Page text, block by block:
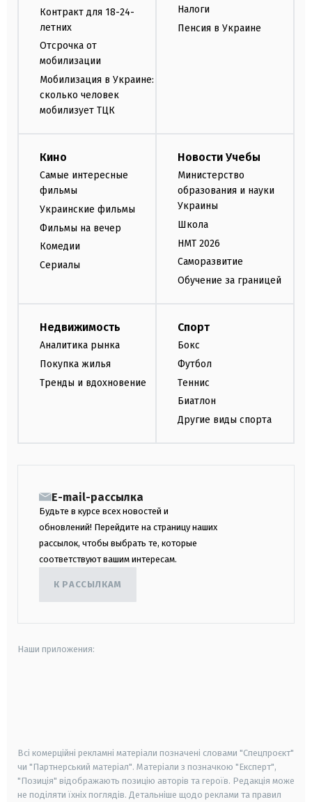
Контракт для 18-24-
летних
Отсрочка от
мобилизации
Мобилизация в Украине:
сколько человек
мобилизует ТЦК
Налоги
Пенсия в Украине
Кино
Самые интересные
фильмы
Украинские фильмы
Фильмы на вечер
Комедии
Сериалы
Новости Учебы
Министерство
образования и науки
Украины
Школа
НМТ 2026
Саморазвитие
Обучение за границей
Недвижимость
Аналитика рынка
Покупка жилья
Тренды и вдохновение
Спорт
Бокс
Футбол
Теннис
Биатлон
Другие виды спорта
E-mail-рассылка
Будьте в курсе всех новостей и
обновлений! Перейдите на страницу наших
рассылок, чтобы выбрать те, которые
соответствуют вашим интересам.
К РАССЫЛКАМ
Наши приложения:
Всі комерційні рекламні матеріали позначені словами "Спецпроєкт"
чи "Партнерський матеріал". Матеріали з позначкою "Експерт",
"Позиція" відображають позицію авторів та героїв. Редакція може
не поділяти їхніх поглядів. Детальніше щодо реклами та правил